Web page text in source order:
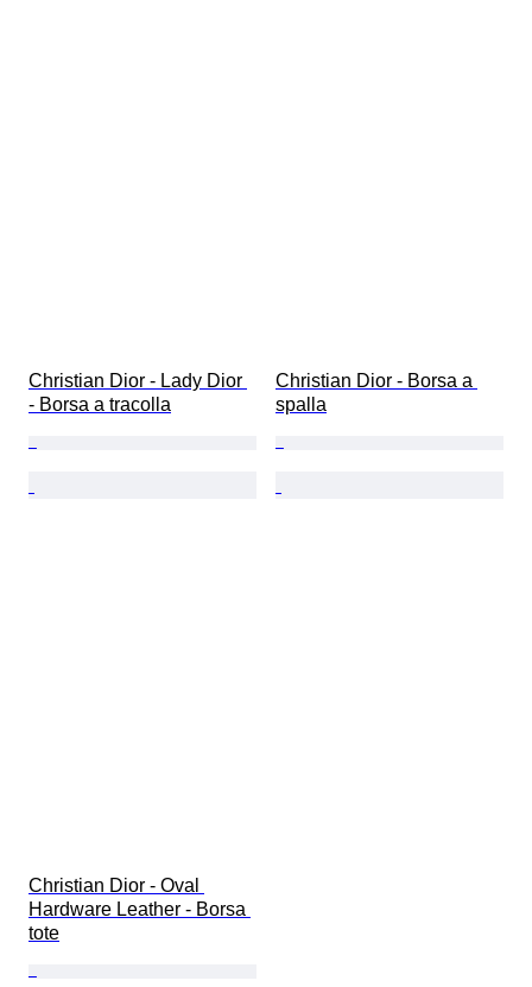
Christian Dior - Lady Dior
- Borsa a tracolla
Christian Dior - Borsa a
spalla
Christian Dior - Oval
Hardware Leather - Borsa
tote